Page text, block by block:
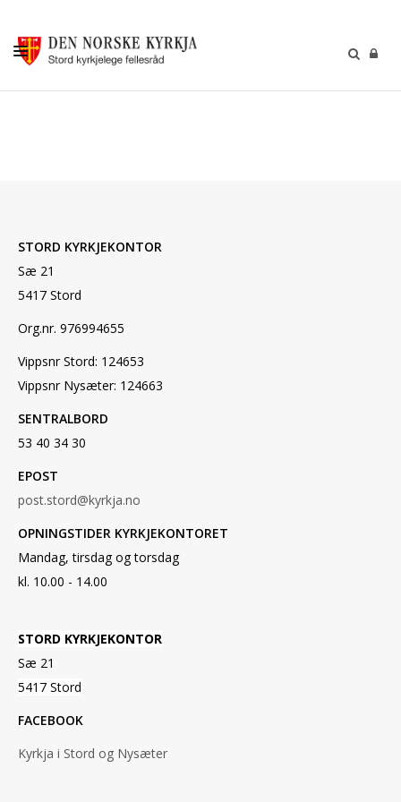
SOKNERÅDA
STORD KYRKJEKONTOR
Sæ 21
5417 Stord
Org.nr. 976994655
Vippsnr Stord: 124653
Vippsnr Nysæter: 124663
SENTRALBORD
53 40 34 30
EPOST
post.stord@kyrkja.no
OPNINGSTIDER KYRKJEKONTORET
Mandag, tirsdag og torsdag
kl. 10.00 - 14.00
STORD KYRKJEKONTOR
Sæ 21
5417 Stord
FACEBOOK
Kyrkja i Stord og Nysæter